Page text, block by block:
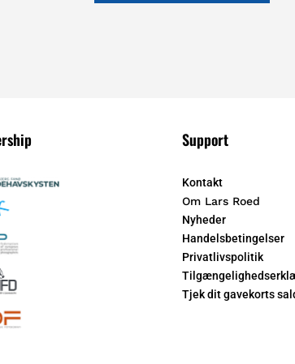
Support
Kontakt
Om Lars Roed
Nyheder
Handelsbetingelser
Privatlivspolitik
Tjek dit gavekorts